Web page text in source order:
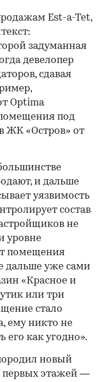
Est-a-Tet,
задуманная
девелопер
сдавая
Optima
под
ЖК «Остров» от
и дальше
уязвимость
состав
не
уровне
помещения
дальше уже сами
«Красное и
или три
стало
ему никто не
его как угодно».
новый
первых этажей —